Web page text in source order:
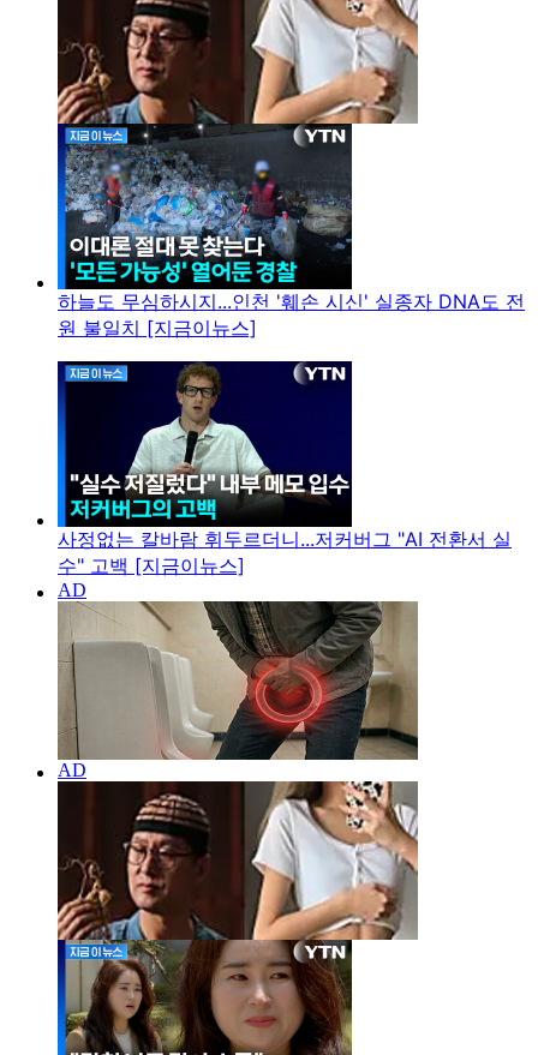
하늘도 무심하시지...인천 '훼손 시신' 실종자 DNA도 전
원 불일치 [지금이뉴스]
사정없는 칼바람 휘두르더니...저커버그 "AI 전환서 실
수" 고백 [지금이뉴스]